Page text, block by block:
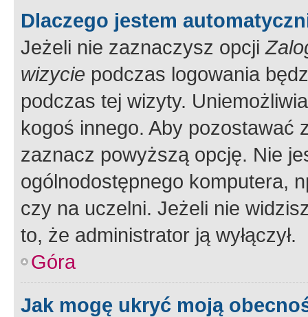
Dlaczego jestem
Jeżeli nie zaznaczysz opcji
wizycie podczas logowania
podczas tej wizyty.
kogoś innego. Aby pozostawać
zaznacz powyższą opcję. Nie
ogólnodostępnego komputera,
czy na uczelni. Jeżeli nie
to, że administrator ją wyłączył.
Góra
Jak mogę ukryć moją